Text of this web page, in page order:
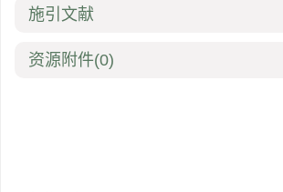
施引文献
资源附件(0)